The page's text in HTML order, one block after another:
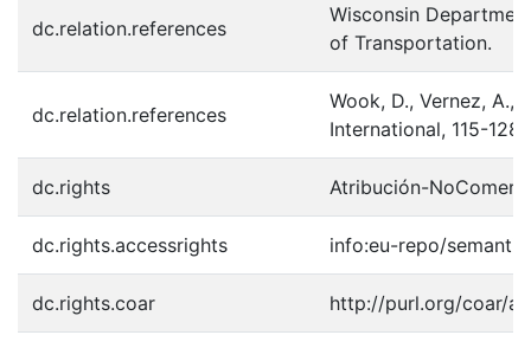
dc.relation.references
Wisconsin
of Transportation.
dc.relation.references
Wook, D., Vernez, A.,
International, 115-128.
dc.rights Atribución-
dc.rights.accessrights info:eu-repo/
dc.rights.coar http://purl.org/coar/